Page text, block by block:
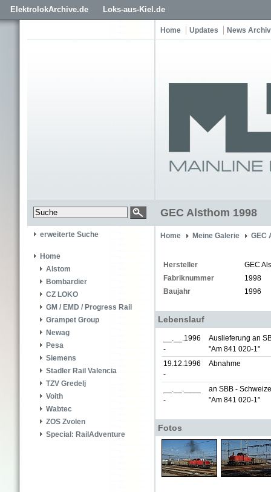
ElektrolokArchive.de Loks-aus-Kiel.de
Home Updates News Archiv
GEC Alsthom 1998
erweiterte Suche
Home
Alstom
Bombardier
CZ LOKO
GM / EMD / Progress Rail
Grampet Group
Newag
Pesa
Siemens
Stadler Rail Valencia
TZV Gredelj
Voith
Wabtec
ZOS Zvolen
Special: RailAdventure
Home Meine Galerie GEC
Hersteller
GEC
Fabriknummer
1998
Baujahr
1996
Lebenslauf
__.__.1996
-
Auslieferung an
"Am 841 020-1"
19.12.1996
-
Abnahme
__.__.____
-
an SBB -
"Am 841 020-1"
Fotos